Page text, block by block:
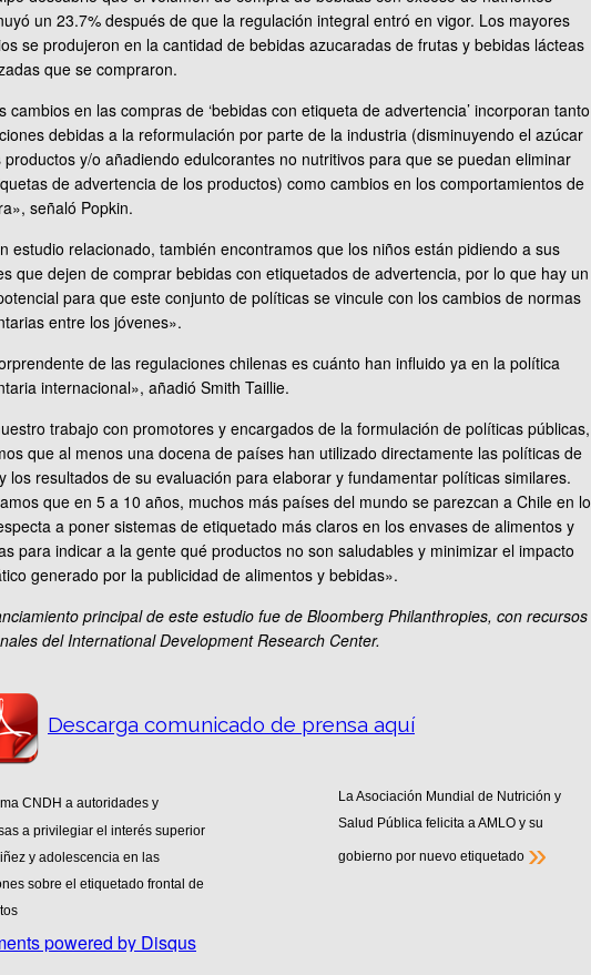
un 23.7% después de que la regulación integral entró en vigor. Los mayores
se produjeron en la cantidad de bebidas azucaradas de frutas y bebidas lácteas
que se compraron.
cambios en las compras de ‘bebidas con etiqueta de advertencia’ incorporan tanto
debidas a la reformulación por parte de la industria (disminuyendo el azúcar
productos y/o añadiendo edulcorantes no nutritivos para que se puedan eliminar
de advertencia de los productos) como cambios en los comportamientos de
señaló Popkin.
estudio relacionado, también encontramos que los niños están pidiendo a sus
que dejen de comprar bebidas con etiquetados de advertencia, por lo que hay un
para que este conjunto de políticas se vincule con los cambios de normas
entre los jóvenes».
de las regulaciones chilenas es cuánto han influido ya en la política
internacional», añadió Smith Taillie.
trabajo con promotores y encargados de la formulación de políticas públicas,
que al menos una docena de países han utilizado directamente las políticas de
los resultados de su evaluación para elaborar y fundamentar políticas similares.
que en 5 a 10 años, muchos más países del mundo se parezcan a Chile en lo
a poner sistemas de etiquetado más claros en los envases de alimentos y
para indicar a la gente qué productos no son saludables y minimizar el impacto
generado por la publicidad de alimentos y bebidas».
principal de este estudio fue de Bloomberg Philanthropies, con recursos
del International Development Research Center.
Descarga comunicado de prensa aquí
La Asociación Mundial de Nutrición y
Salud Pública felicita a AMLO y su
gobierno por nuevo etiquetado »
CNDH a autoridades y
a privilegiar el interés superior
y adolescencia en las
sobre el etiquetado frontal de
powered by Disqus